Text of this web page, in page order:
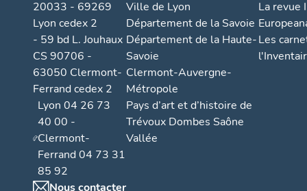
20033 - 69269
Lyon cedex 2
- 59 bd L. Jouhaux
CS 90706 -
63050 Clermont-
Ferrand cedex 2
Lyon 04 26 73
40 00 -
Clermont-
Ferrand 04 73 31
85 92
Nous contacter
Ville de Lyon
Département de la Savoie
Département de la Haute-
Savoie
Clermont-Auvergne-
Métropole
Pays d’art et d’histoire de
Trévoux Dombes Saône
Vallée
La revue
Les